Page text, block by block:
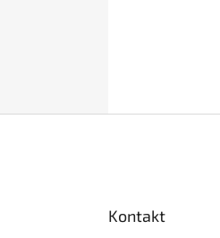
Kontakt